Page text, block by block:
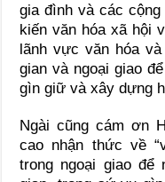
gia đình và các
kiến văn hóa xã hội
lãnh vực văn hóa
gian và ngoại giao
gìn giữ và xây dựng
Ngài cũng cám ơn
cao nhận thức về
trong ngoại giao để